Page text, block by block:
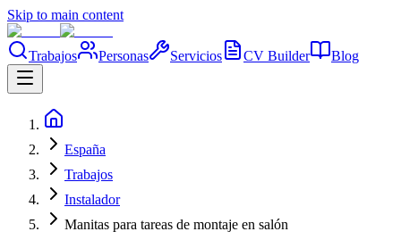
Skip to main content
Trabajos Personas Servicios CV Builder Blog
España
Trabajos
Instalador
Manitas para tareas de montaje en salón